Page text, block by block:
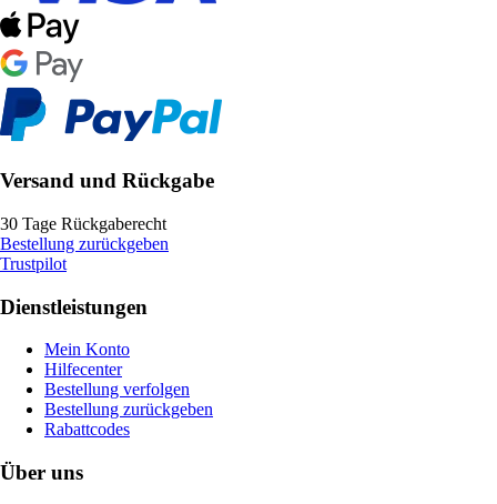
Versand und Rückgabe
30 Tage Rückgaberecht
Bestellung zurückgeben
Trustpilot
Dienstleistungen
Mein Konto
Hilfecenter
Bestellung verfolgen
Bestellung zurückgeben
Rabattcodes
Über uns